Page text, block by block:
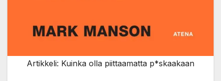
Artikkeli: Kuinka olla piittaamatta p*skaakaan